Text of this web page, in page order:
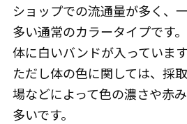
ショップでの流通量が多く、
多い通常のカラータイプです
体に白いバンドが入っています
ただし体の色に関しては、採
場などによって色の濃さや赤
多いです。